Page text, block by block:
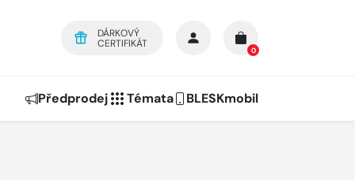
DÁRKOVÝ
CERTIFIKÁT
0
Předprodej Témata BLESKmobil